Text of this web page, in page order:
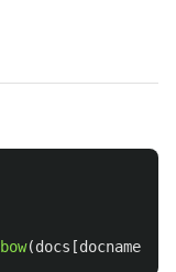
(docs [docname